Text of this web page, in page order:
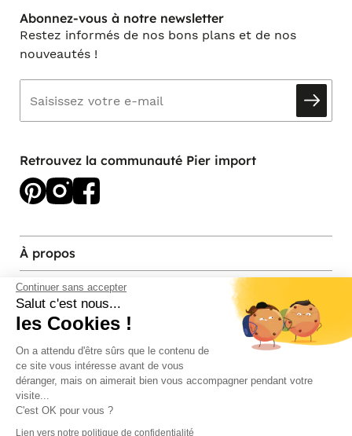
Continuer sans accepter
Salut c'est nous...
les Cookies !
On a attendu d'être sûrs que le contenu de
ce site vous intéresse avant de vous
déranger, mais on aimerait bien vous accompagner pendant votre
visite...
C'est OK pour vous ?
Lien vers notre politique de confidentialité
Abonnez-vous à notre newsletter
Restez informés de nos bons plans et de nos
nouveautés !
Retrouvez la communauté Pier import
À propos
Services et contact
Magasins et Showrooms
Modes de paiement acceptés